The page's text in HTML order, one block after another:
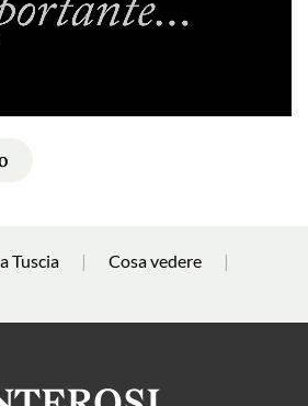
Tuscia
Cosa vedere